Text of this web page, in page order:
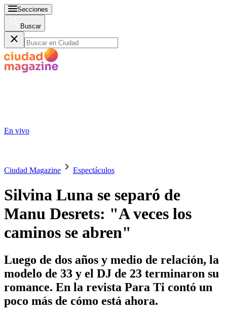
Secciones
Buscar
En vivo
Ciudad Magazine Espectáculos
Silvina Luna se separó de
Manu Desrets: "A veces los
caminos se abren"
Luego de dos años y medio de relación, la
modelo de 33 y el DJ de 23 terminaron su
romance. En la revista Para Ti contó un
poco más de cómo está ahora.